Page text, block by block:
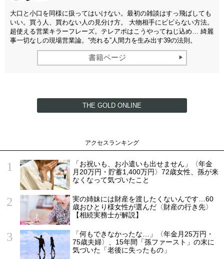
大口と小口を同様に扱ってはいけない。最初の雑談はすっ飛ばしても
いい。買う人、買わない人の見分け方。 大物相手にビビらない方法。
超使える営業キラーフレーズ。テレアポはこうやってねじ込め… 綺麗
事一切なしの現場営業論。“売れる”人間力を生み出す39の法則。
書籍ページ
THE GOLD ONLINE
アクセスランキング
「お祝いも、お小遣いも出せません」〈年金
月20万円・貯蓄1,400万円〉72歳女性、孫が来
なくなって気づいたこと
実の姉妹には財産を渡したくないんです…60
歳おひとり様女性が選んだ〈財産の行き先〉
【相続実務士が解説】
「何もできなかったな…」〈年金月25万円・
75歳夫婦〉、15年間「孫ファースト」の末に
気づいた「老後に失ったもの」